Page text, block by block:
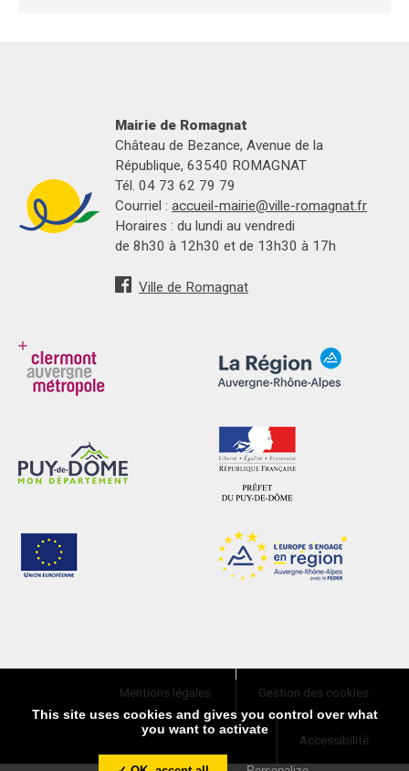
Mairie de Romagnat
Château de Bezance, Avenue de la
République, 63540 ROMAGNAT
Tél. 04 73 62 79 79
Courriel : accueil-mairie@ville-romagnat.fr
Horaires : du lundi au vendredi
de 8h30 à 12h30 et de 13h30 à 17h
Ville de Romagnat
Mentions légales Gestion des cookies
Accessibilité
This site uses cookies and gives you control over what
you want to activate